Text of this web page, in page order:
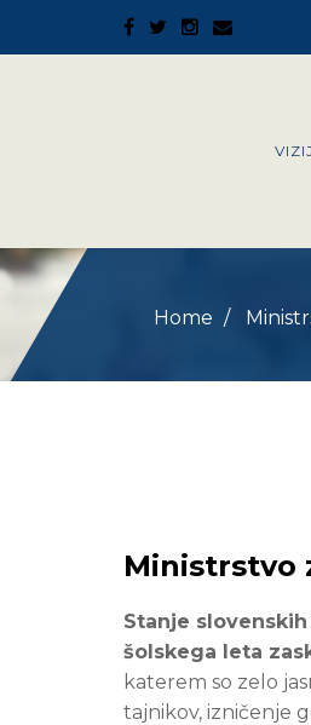
Home
Ministrstvo
Stanje
šolskega leta
katerem so zelo
tajnikov, izničenje